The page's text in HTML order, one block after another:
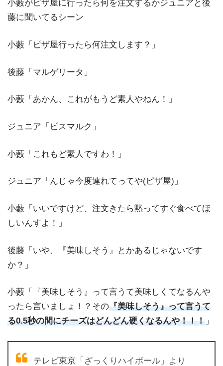
小藪がピザ屋に行ったら何を注文するかジュニアと後
藤に聞いてるシーン
小藪「ピザ屋行ったら何注文します？」
後藤「マルゲリータ」
小藪「あかん、これがもうど素人やねん！」
ジュニア「ビスマルク」
小藪「これもど素人ですわ！」
ジュニア「んじゃ今度連れてってや(ピザ屋)」
小藪「いいですけど、注文きたら黙ってすぐ食べてほ
しいんすよ！」
後藤「いや、『美味しそう』とかあるじゃないです
か？」
小藪「『美味しそう』って言うて美味しくてなるんや
ったら言いましょ！？その『美味しそう』って言うて
る0.5秒の間にチーズはどんどん硬くなるんや！！！ 」
テレビ東京「ざっくりハイボール」より